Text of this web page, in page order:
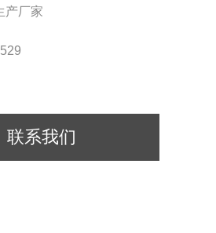
产厂家
联系我们